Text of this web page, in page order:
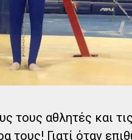
τους αθλητές και
τους! Γιατί όταν